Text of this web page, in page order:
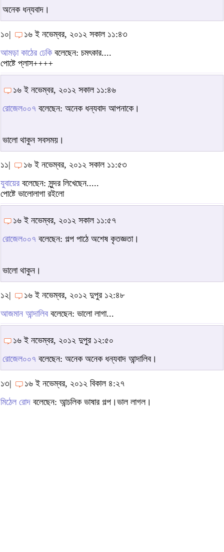
অনেক ধন্যবাদ।
১০|
১৬ ই নভেম্বর, ২০১২ সকাল ১১:৪৩
আমড়া কাঠের ঢেকিবলেছেন: চমৎকার....
পোষ্টে প্লাস++++
১৬ ই নভেম্বর, ২০১২ সকাল ১১:৪৬
রোজেল০০৭ বলেছেন: অনেক ধন্যবাদ আপনাকে।
ভালো থাকুন সবসময়।
১১|
১৬ ই নভেম্বর, ২০১২ সকাল ১১:৫৩
যুবায়ের বলেছেন: সুন্দর লিখেছেন.....
পোষ্টে ভালোলাগা রইলো
১৬ ই নভেম্বর, ২০১২ সকাল ১১:৫৭
রোজেল০০৭ বলেছেন: গল্প পাঠে অশেষ কৃতজ্ঞতা।
ভালো থাকুন।
১২|
১৬ ই নভেম্বর, ২০১২ দুপুর ১২:৪৮
আজমান আন্দালিব বলেছেন: ভালো লাগা...
১৬ ই নভেম্বর, ২০১২ দুপুর ১২:৫০
রোজেল০০৭ বলেছেন: অনেক অনেক ধন্যবাদ আন্দালিব।
১৩|
১৬ ই নভেম্বর, ২০১২ বিকাল ৪:২৭
মিঠেল রোদ বলেছেন: আন্চলিক ভাষার গল্প।ভাল লাগল।